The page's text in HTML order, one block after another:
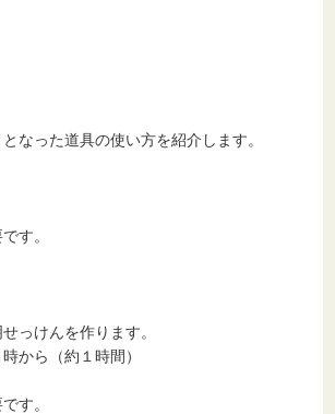
なった道具の使い方を紹介します。
す。
っけんを作ります。
から（約１時間）
す。